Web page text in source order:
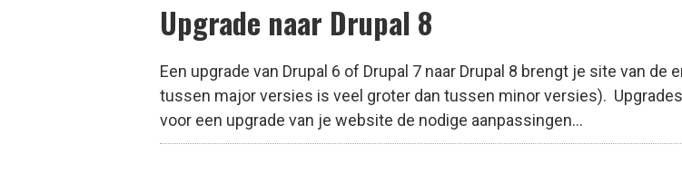
Upgrade naar Drupal 8
Een upgrade van Drupal 6 of Drupal 7 naar Drupal 8 brengt je site van
tussen major versies is veel groter dan tussen minor versies).
voor een upgrade van je website de nodige aanpassingen...